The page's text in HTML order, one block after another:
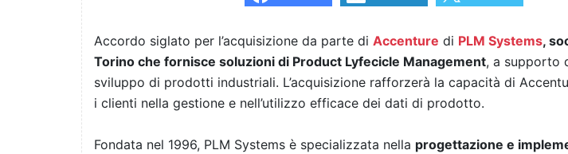
Accordo siglato per l’acquisizione da parte di Accenture di PLM Systems,
Torino che fornisce soluzioni di Product Lyfecicle Management, a supporto
sviluppo di prodotti industriali. L’acquisizione rafforzerà la capacità di
i clienti nella gestione e nell’utilizzo efficace dei dati di prodotto.
Fondata nel 1996, PLM Systems è specializzata nella progettazione e